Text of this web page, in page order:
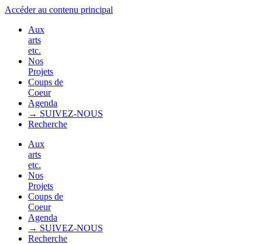
Accéder au contenu principal
Aux
arts
etc.
Nos
Projets
Coups de
Coeur
Agenda
→ SUIVEZ-NOUS
Recherche
Aux
arts
etc.
Nos
Projets
Coups de
Coeur
Agenda
→ SUIVEZ-NOUS
Recherche